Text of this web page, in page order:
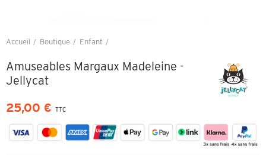
Accueil Boutique Enfant
Amuseables Margaux Madeleine -
Jellycat
25,00 € TTC